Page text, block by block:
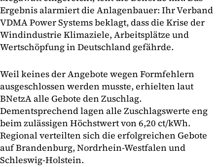
Ergebnis alarmiert die Anlagenbauer: Ihr Verband
VDMA Power Systems beklagt, dass die Krise der
Windindustrie Klimaziele, Arbeitsplätze und
Wertschöpfung in Deutschland gefährde.
Weil keines der Angebote wegen Formfehlern
ausgeschlossen werden musste, erhielten laut
BNetzA alle Gebote den Zuschlag.
Dementsprechend lagen alle Zuschlagswerte eng
beim zulässigen Höchstwert von 6,20 ct/kWh.
Regional verteilten sich die erfolgreichen Gebote
auf Brandenburg, Nordrhein-Westfalen und
Schleswig-Holstein.